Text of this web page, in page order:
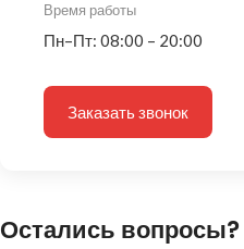
Время работы
Пн–Пт: 08:00 – 20:00
Заказать звонок
Остались вопросы?